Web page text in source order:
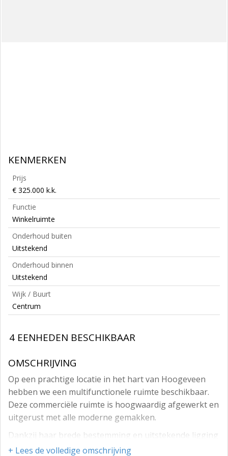
KENMERKEN
Prijs
€ 325.000 k.k.
Functie
Winkelruimte
Onderhoud buiten
Uitstekend
Onderhoud binnen
Uitstekend
Wijk / Buurt
Centrum
4 EENHEDEN BESCHIKBAAR
OMSCHRIJVING
Op een prachtige locatie in het hart van Hoogeveen
hebben we een multifunctionele ruimte beschikbaar.
Deze commerciële ruimte is hoogwaardig afgewerkt en
uitgerust met alle moderne gemakken.
Dankzij haar brede bestemming en uitstekende ligging
in de buurt van de parkeerterreinen aan zowel de Van
+ Lees de volledige omschrijving